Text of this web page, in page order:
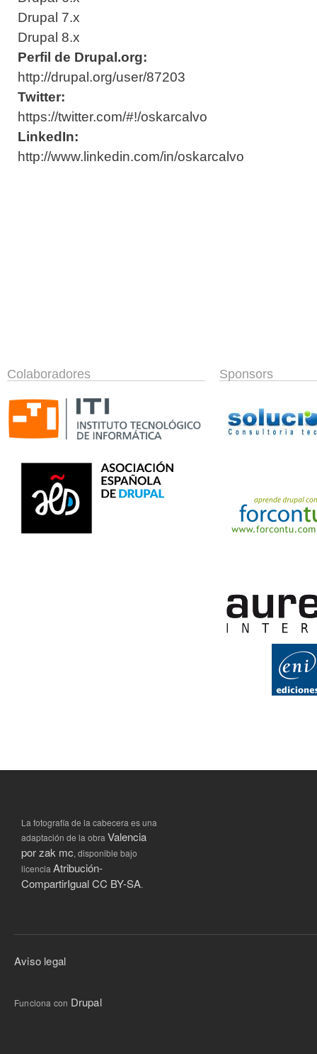
Drupal 7.x
Drupal 8.x
Perfil de Drupal.org:
http://drupal.org/user/87203
Twitter:
https://twitter.com/#!/oskarcalvo
LinkedIn:
http://www.linkedin.com/in/oskarcalvo
Colaboradores Sponsors
La fotografía de la cabecera es una
adaptación de la obra Valencia
por zak mc, disponible bajo
licencia Atribución-
CompartirIgual CC BY-SA.
Aviso legal
Funciona con Drupal